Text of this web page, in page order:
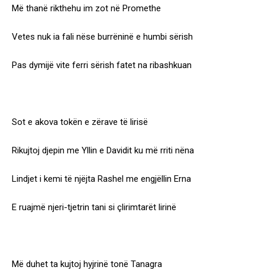
Më thanë rikthehu im zot në Promethe
Vetes nuk ia fali nëse burrëninë e humbi sërish
Pas dymijë vite ferri sërish fatet na ribashkuan
Sot e akova tokën e zërave të lirisë
Rikujtoj djepin me Yllin e Davidit ku më rriti nëna
Lindjet i kemi të njëjta Rashel me engjëllin Erna
E ruajmë njeri-tjetrin tani si çlirimtarët lirinë
Më duhet ta kujtoj hyjrinë tonë Tanagra